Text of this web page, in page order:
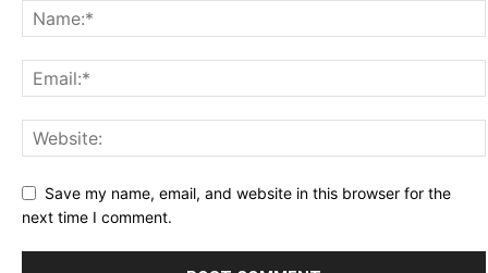
Save my name, email, and website in this browser for the
next time I comment.